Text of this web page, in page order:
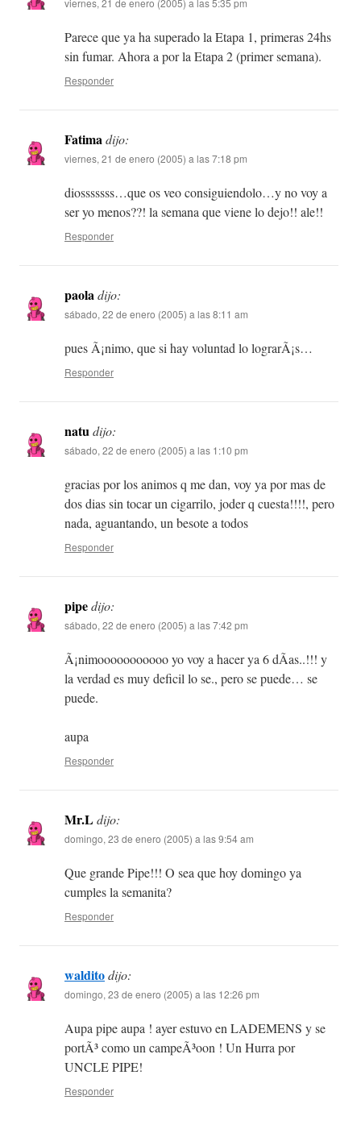
viernes, 21 de enero (2005) a las 5:35 pm
Parece que ya ha superado la Etapa 1, primeras 24hs
sin fumar. Ahora a por la Etapa 2 (primer semana).
Responder
Fatimadijo:
viernes, 21 de enero (2005) a las 7:18 pm
diosssssss…que os veo consiguiendolo…y no voy a
ser yo menos??! la semana que viene lo dejo!! ale!!
Responder
paoladijo:
sábado, 22 de enero (2005) a las 8:11 am
pues Ã¡nimo, que si hay voluntad lo lograrÃ¡s…
Responder
natudijo:
sábado, 22 de enero (2005) a las 1:10 pm
gracias por los animos q me dan, voy ya por mas de
dos dias sin tocar un cigarrilo, joder q cuesta!!!!, pero
nada, aguantando, un besote a todos
Responder
pipedijo:
sábado, 22 de enero (2005) a las 7:42 pm
Ã¡nimooooooooooo yo voy a hacer ya 6 dÃ­as..!!! y
la verdad es muy deficil lo se., pero se puede… se
puede.
aupa
Responder
Mr.Ldijo:
domingo, 23 de enero (2005) a las 9:54 am
Que grande Pipe!!! O sea que hoy domingo ya
cumples la semanita?
Responder
walditodijo:
domingo, 23 de enero (2005) a las 12:26 pm
Aupa pipe aupa ! ayer estuvo en LADEMENS y se
portÃ³ como un campeÃ³oon ! Un Hurra por
UNCLE PIPE!
Responder